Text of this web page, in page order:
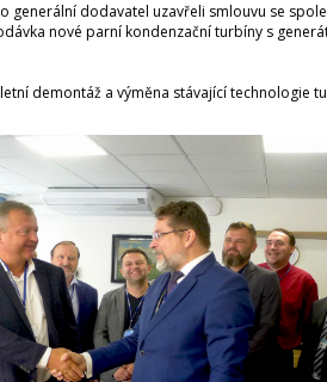
generální dodavatel uzavřeli smlouvu se
nové parní kondenzační turbíny s
demontáž a výměna stávající